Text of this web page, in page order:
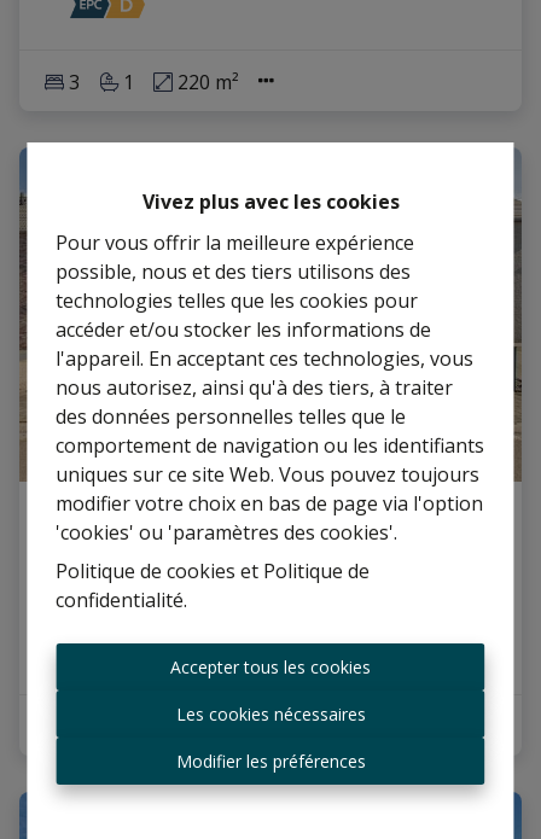
Vivez plus avec les cookies
Pour vous offrir la meilleure expérience
possible, nous et des tiers utilisons des
technologies telles que les cookies pour
accéder et/ou stocker les informations de
l'appareil. En acceptant ces technologies, vous
nous autorisez, ainsi qu'à des tiers, à traiter
des données personnelles telles que le
comportement de navigation ou les identifiants
uniques sur ce site Web. Vous pouvez toujours
modifier votre choix en bas de page via l'option
'cookies' ou 'paramètres des cookies'.
Politique de cookies et Politique de
confidentialité.
Accepter tous les cookies
Les cookies nécessaires
Modifier les préférences
3 1 220 m²
Maison
1880 Nieuwenrode
156 m²
Curieux de connaître la
valeur de votre maison ?
Estimation gratuite
Toujours être le premier
informé des nouvelles
offres ?
mail